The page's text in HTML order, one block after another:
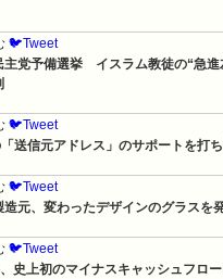
🐦Tweet
党予備選挙　イスラム教徒の“急進
🐦Tweet
送信元アドレス」のサポートを打
🐦Tweet
造元、変わったデザインのグラスを
🐦Tweet
史上初のマイナスキャッシュフロ